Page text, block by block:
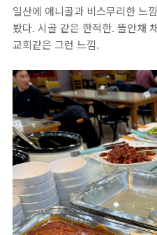
일산에 애니골과 비스무리한 느
봤다. 시골 같은 한적한. 뜰안채
교회같은 그런 느낌.